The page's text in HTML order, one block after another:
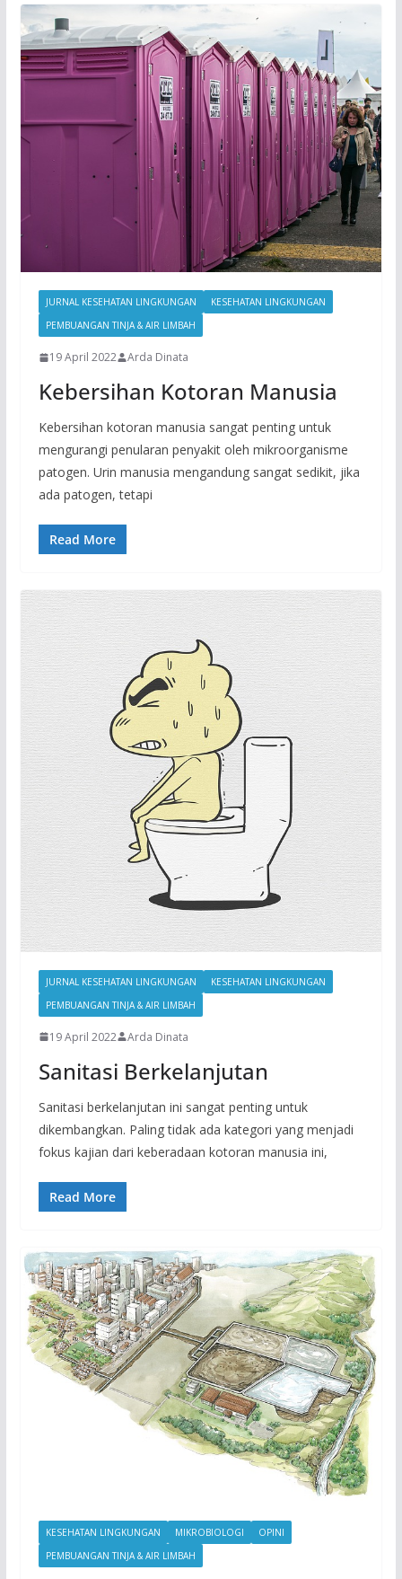
JURNAL KESEHATAN LINGKUNGAN
KESEHATAN LINGKUNGAN
PEMBUANGAN TINJA & AIR LIMBAH
19 April 2022 Arda Dinata
Kebersihan Kotoran Manusia
Kebersihan kotoran manusia sangat penting untuk
mengurangi penularan penyakit oleh mikroorganisme
patogen. Urin manusia mengandung sangat sedikit, jika
ada patogen, tetapi
Read More
JURNAL KESEHATAN LINGKUNGAN
KESEHATAN LINGKUNGAN
PEMBUANGAN TINJA & AIR LIMBAH
19 April 2022 Arda Dinata
Sanitasi Berkelanjutan
Sanitasi berkelanjutan ini sangat penting untuk
dikembangkan. Paling tidak ada kategori yang menjadi
fokus kajian dari keberadaan kotoran manusia ini,
Read More
KESEHATAN LINGKUNGAN MIKROBIOLOGI
OPINI
PEMBUANGAN TINJA & AIR LIMBAH